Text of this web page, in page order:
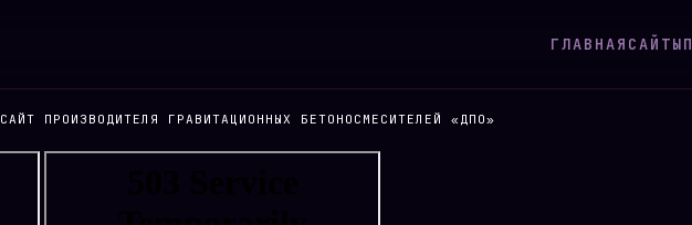
ГЛАВНАЯ САЙТЫ
САЙТ ПРОИЗВОДИТЕЛЯ ГРАВИТАЦИОННЫХ БЕТОНОСМЕСИТЕЛЕЙ «ДПО»